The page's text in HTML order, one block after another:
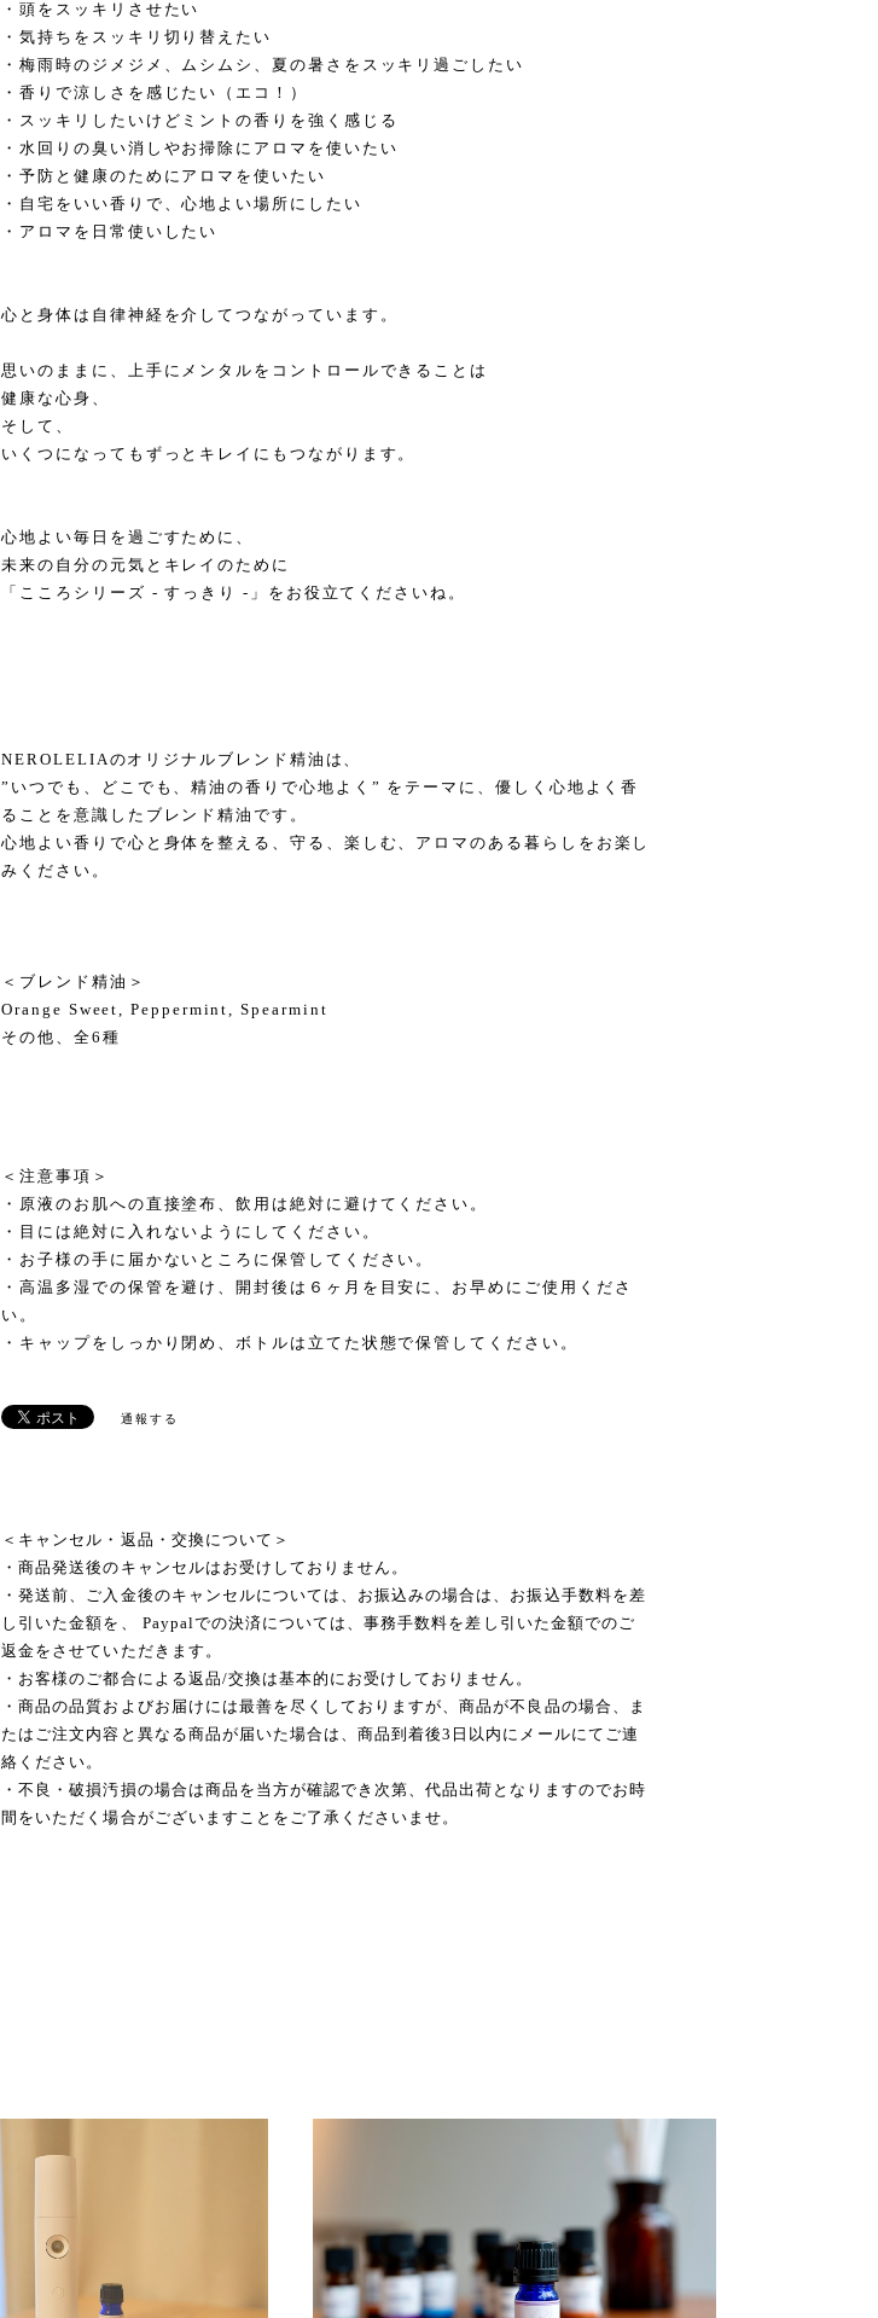
・頭をスッキリさせたい
・気持ちをスッキリ切り替えたい
・梅雨時のジメジメ、ムシムシ、夏の暑さをスッキリ過ごしたい
・香りで涼しさを感じたい（エコ！）
・スッキリしたいけどミントの香りを強く感じる
・水回りの臭い消しやお掃除にアロマを使いたい
・予防と健康のためにアロマを使いたい
・自宅をいい香りで、心地よい場所にしたい
・アロマを日常使いしたい
心と身体は自律神経を介してつながっています。
思いのままに、上手にメンタルをコントロールできることは
健康な心身、
そして、
いくつになってもずっとキレイにもつながります。
心地よい毎日を過ごすために、
未来の自分の元気とキレイのために
「こころシリーズ - すっきり -」をお役立てくださいね。
NEROLELIAのオリジナルブレンド精油は、
”いつでも、どこでも、精油の香りで心地よく” をテーマに、優しく心地よく香
ることを意識したブレンド精油です。
心地よい香りで心と身体を整える、守る、楽しむ、アロマのある暮らしをお楽し
みください。
＜ブレンド精油＞
Orange Sweet, Peppermint, Spearmint
その他、全6種
＜注意事項＞
・原液のお肌への直接塗布、飲用は絶対に避けてください。
・目には絶対に入れないようにしてください。
・お子様の手に届かないところに保管してください。
・高温多湿での保管を避け、開封後は６ヶ月を目安に、お早めにご使用くださ
い。
・キャップをしっかり閉め、ボトルは立てた状態で保管してください。
通報する
＜キャンセル・返品・交換について＞
・商品発送後のキャンセルはお受けしておりません。
・発送前、ご入金後のキャンセルについては、お振込みの場合は、お振込手数料を差
し引いた金額を、 Paypalでの決済については、事務手数料を差し引いた金額でのご
返金をさせていただきます。
・お客様のご都合による返品/交換は基本的にお受けしておりません。
・商品の品質およびお届けには最善を尽くしておりますが、商品が不良品の場合、ま
たはご注文内容と異なる商品が届いた場合は、商品到着後3日以内にメールにてご連
絡ください。
・不良・破損汚損の場合は商品を当方が確認でき次第、代品出荷となりますのでお時
間をいただく場合がございますことをご了承くださいませ。